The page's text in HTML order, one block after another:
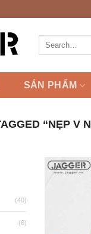
Search
SẢN PHẨM
“NẸP V
(40)
(6)